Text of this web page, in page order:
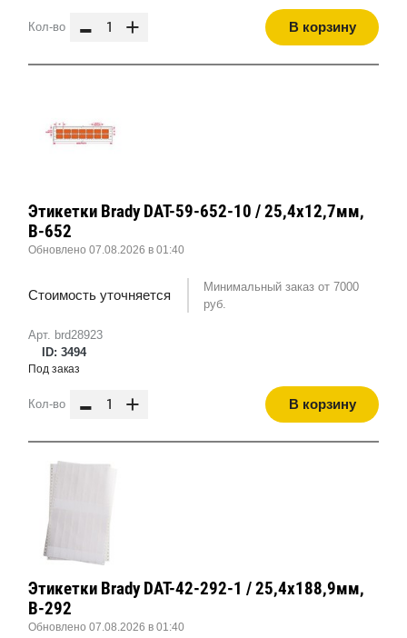
Кол-во - + В корзину
Арт. brd28923
ID: 3494
Этикетки Brady DAT-59-652-10 / 25,4x12,7мм,
B-652
Обновлено 07.08.2026 в 01:40
Стоимость уточняется
Минимальный заказ от 7000
руб.
Под заказ
Кол-во - + В корзину
Этикетки Brady DAT-42-292-1 / 25,4x188,9мм,
B-292
Обновлено 07.08.2026 в 01:40